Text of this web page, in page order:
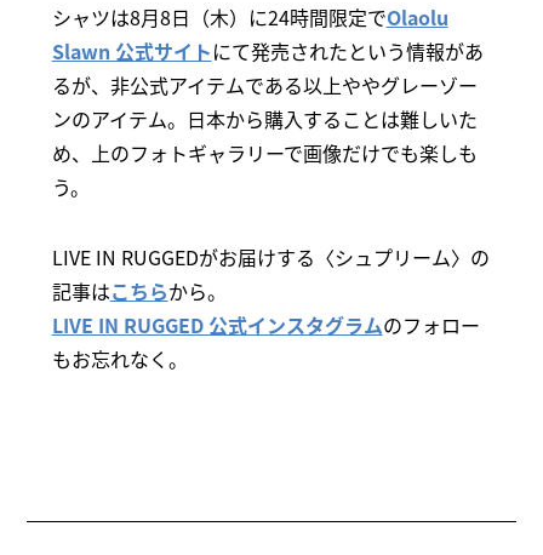
シャツは8月8日（木）に24時間限定でOlaolu
Slawn 公式サイトにて発売されたという情報があ
るが、非公式アイテムである以上ややグレーゾー
ンのアイテム。日本から購入することは難しいた
め、上のフォトギャラリーで画像だけでも楽しも
う。
LIVE IN RUGGEDがお届けする〈シュプリーム〉の
記事はこちらから。
LIVE IN RUGGED 公式インスタグラムのフォロー
もお忘れなく。